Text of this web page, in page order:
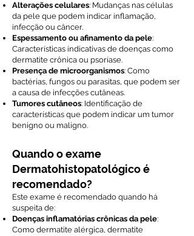
Alterações celulares: Mudanças nas células
da pele que podem indicar inflamação,
infecção ou câncer.
Espessamento ou afinamento da pele:
Características indicativas de doenças como
dermatite crônica ou psoríase.
Presença de microorganismos: Como
bactérias, fungos ou parasitas, que podem ser
a causa de infecções cutâneas.
Tumores cutâneos: Identificação de
características que podem indicar um tumor
benigno ou maligno.
Quando o exame
Dermatohistopatológico é
recomendado?
Este exame é recomendado quando há
suspeita de:
Doenças inflamatórias crônicas da pele:
Como dermatite alérgica, dermatite